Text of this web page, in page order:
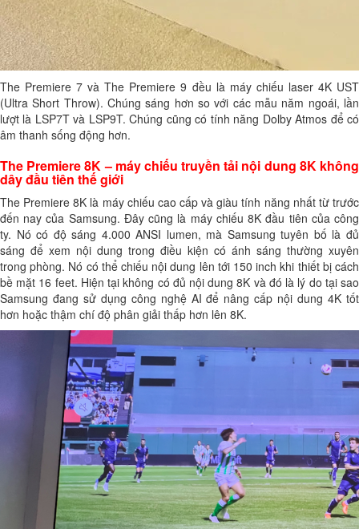
The Premiere 7 và The Premiere 9 đều là máy chiếu laser 4K UST
(Ultra Short Throw). Chúng sáng hơn so với các mẫu năm ngoái, lần
lượt là LSP7T và LSP9T. Chúng cũng có tính năng Dolby Atmos để có
âm thanh sống động hơn.
The Premiere 8K – máy chiếu truyền tải nội dung 8K không
dây đầu tiên thế giới
The Premiere 8K là máy chiếu cao cấp và giàu tính năng nhất từ trước
đến nay của Samsung. Đây cũng là máy chiếu 8K đầu tiên của công
ty. Nó có độ sáng 4.000 ANSI lumen, mà Samsung tuyên bố là đủ
sáng để xem nội dung trong điều kiện có ánh sáng thường xuyên
trong phòng. Nó có thể chiếu nội dung lên tới 150 inch khi thiết bị cách
bề mặt 16 feet. Hiện tại không có đủ nội dung 8K và đó là lý do tại sao
Samsung đang sử dụng công nghệ AI để nâng cấp nội dung 4K tốt
hơn hoặc thậm chí độ phân giải thấp hơn lên 8K.